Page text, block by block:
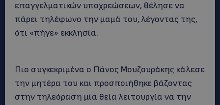
επαγγελματικών υποχρεώσεων, θέλησε να
πάρει τηλέφωνο την μαμά του, λέγοντας της,
ότι «πήγε» εκκλησία.
Πιο συγκεκριμένα ο Πάνος Μουζουράκης κάλεσε
την μητέρα του και προσποιήθηκε βάζοντας
στην τηλεόραση μία θεία λειτουργία να την